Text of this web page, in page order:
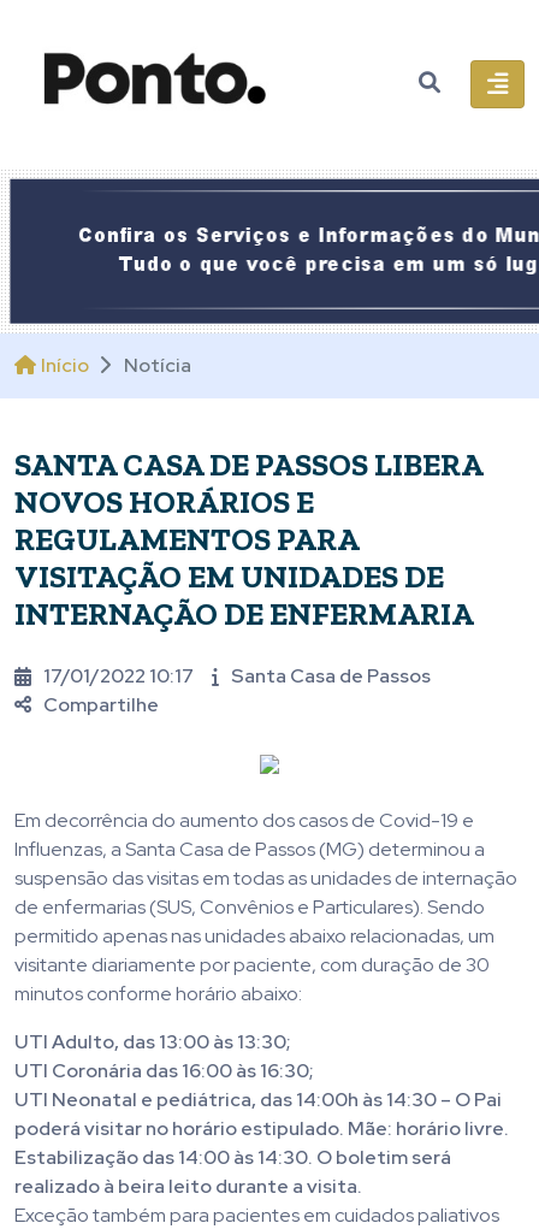
Início Notícia
SANTA CASA DE PASSOS LIBERA
NOVOS HORÁRIOS E
REGULAMENTOS PARA
VISITAÇÃO EM UNIDADES DE
INTERNAÇÃO DE ENFERMARIA
17/01/2022 10:17
Santa Casa de Passos
Compartilhe
Em decorrência do aumento dos casos de Covid-19 e
Influenzas, a Santa Casa de Passos (MG) determinou a
suspensão das visitas em todas as unidades de internação
de enfermarias (SUS, Convênios e Particulares). Sendo
permitido apenas nas unidades abaixo relacionadas, um
visitante diariamente por paciente, com duração de 30
minutos conforme horário abaixo:
UTI Adulto, das 13:00 às 13:30;
UTI Coronária das 16:00 às 16:30;
UTI Neonatal e pediátrica, das 14:00h às 14:30 – O Pai
poderá visitar no horário estipulado. Mãe: horário livre.
Estabilização das 14:00 às 14:30. O boletim será
realizado à beira leito durante a visita.
Exceção também para pacientes em cuidados paliativos